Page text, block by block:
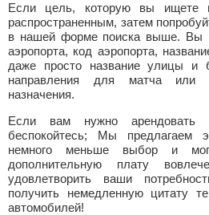
Если цель, которую вы ищете
распространенным, затем
в нашей форме поиска выше. Вы
аэропорта, код аэропорта,
даже просто название улицы и
направления для матча или
назначения.
Если вам нужно арендовать
беспокойтесь; Мы
немного меньше выбор и
дополнительную плату
удовлетворить ваши
получить немедленную цитату
автомобилей!